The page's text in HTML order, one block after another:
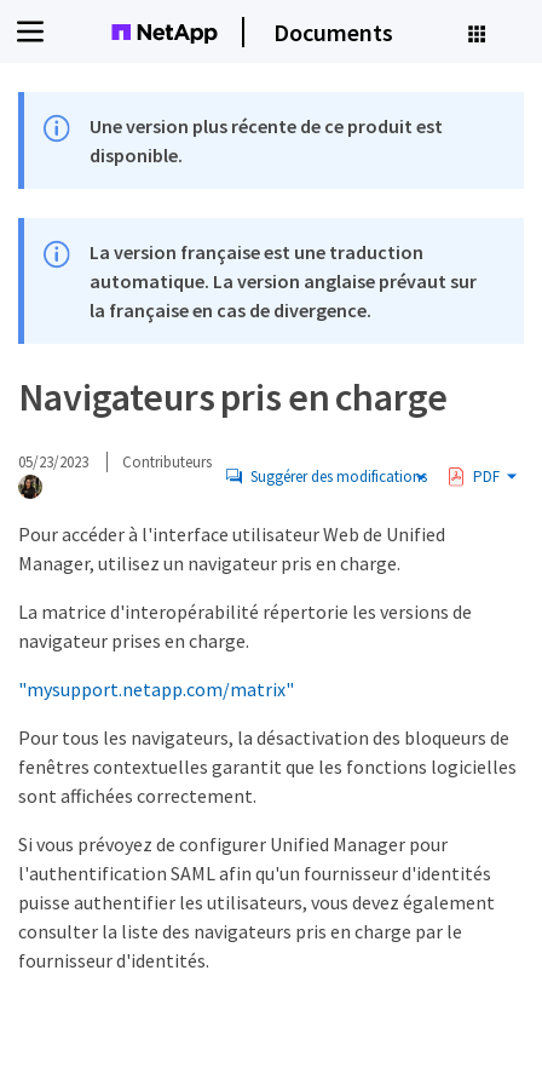
Documents
Une version plus récente de ce produit est
disponible.
La version française est une traduction
automatique. La version anglaise prévaut sur
la française en cas de divergence.
Navigateurs pris en charge
05/23/2023 Contributeurs
Suggérer des modifications PDF
Pour accéder à l'interface utilisateur Web de Unified
Manager, utilisez un navigateur pris en charge.
La matrice d'interopérabilité répertorie les versions de
navigateur prises en charge.
"mysupport.netapp.com/matrix"
Pour tous les navigateurs, la désactivation des bloqueurs de
fenêtres contextuelles garantit que les fonctions logicielles
sont affichées correctement.
Si vous prévoyez de configurer Unified Manager pour
l'authentification SAML afin qu'un fournisseur d'identités
puisse authentifier les utilisateurs, vous devez également
consulter la liste des navigateurs pris en charge par le
fournisseur d'identités.